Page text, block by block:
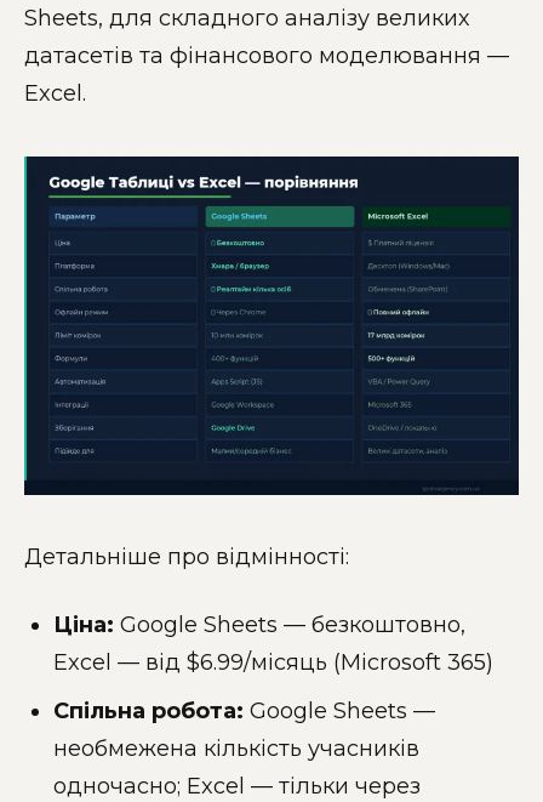
Sheets, для складного аналізу великих
датасетів та фінансового моделювання —
Excel.
Детальніше про відмінності:
Ціна: Google Sheets — безкоштовно,
Excel — від $6.99/місяць (Microsoft 365)
Спільна робота: Google Sheets —
необмежена кількість учасників
одночасно; Excel — тільки через